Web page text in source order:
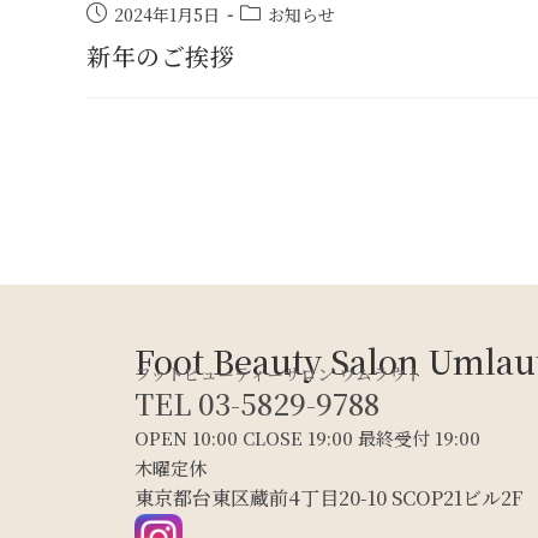
2024年1月5日 お知らせ
新年のご挨拶
Foot Beauty Salon
フットビューティーサロン ウムラウト
TEL 03-5829-9788
OPEN 10:00 CLOSE 19:00 最終受付 19:00
木曜定休
東京都台東区蔵前4丁目20-10 SCOP21ビル2F